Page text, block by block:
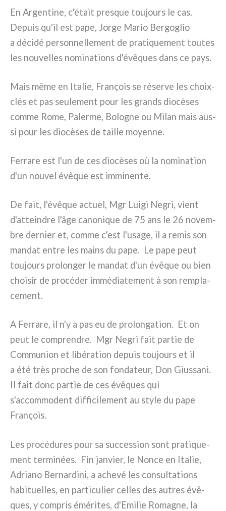
En Argentine, c'était pre­sque tou­jours le cas.
Depuis qu'il est pape, Jorge Mario Bergoglio
a déci­dé per­son­nel­le­ment de pra­ti­que­ment tou­tes
les nou­vel­les nomi­na­tions d'évêques dans ce pays.
Mais même en Italie, François se réser­ve les choix-
clés et pas seu­le­ment pour les grands dio­cè­ses
com­me Rome, Palerme, Bologne ou Milan mais aus­
si pour les dio­cè­ses de tail­le moyen­ne.
Ferrare est l'un de ces dio­cè­ses où la nomi­na­tion
d'un nou­vel évê­que est immi­nen­te.
De fait, l'évêque actuel, Mgr Luigi Negri, vient
d'atteindre l'âge cano­ni­que de 75 ans le 26 novem­
bre der­nier et, com­me c'est l'usage, il a remis son
man­dat entre les mains du pape. Le pape peut
tou­jours pro­lon­ger le man­dat d'un évê­que ou bien
choi­sir de pro­cé­der immé­dia­te­ment à son rem­pla­
ce­ment.
A Ferrare, il n'y a pas eu de pro­lon­ga­tion. Et on
peut le com­pren­dre. Mgr Negri fait par­tie de
Communion et libé­ra­tion depuis tou­jours et il
a été très pro­che de son fon­da­teur, Don Giussani.
Il fait donc par­tie de ces évê­ques qui
s'accommodent dif­fi­ci­le­ment au sty­le du pape
François.
Les pro­cé­du­res pour sa suc­ces­sion sont pra­ti­que­
ment ter­mi­nées. Fin jan­vier, le Nonce en Italie,
Adriano Bernardini, a ache­vé les con­sul­ta­tions
habi­tuel­les, en par­ti­cu­lier cel­les des autres évê­
ques, y com­pris émé­ri­tes, d'Emilie Romagne, la